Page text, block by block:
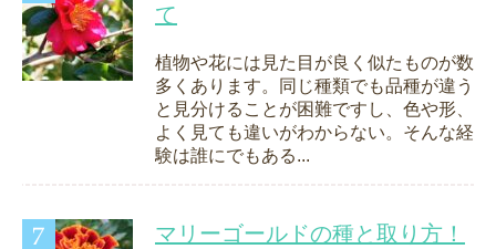
て
植物や花には見た目が良く似たものが数
多くあります。同じ種類でも品種が違う
と見分けることが困難ですし、色や形、
よく見ても違いがわからない。そんな経
験は誰にでもある...
マリーゴールドの種と取り方！